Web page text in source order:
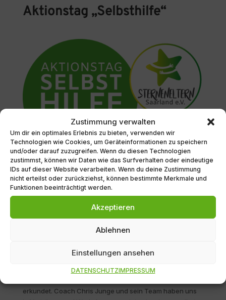
Zustimmung verwalten
Um dir ein optimales Erlebnis zu bieten, verwenden wir
Technologien wie Cookies, um Geräteinformationen zu speichern
und/oder darauf zuzugreifen. Wenn du diesen Technologien
zustimmst, können wir Daten wie das Surfverhalten oder eindeutige
IDs auf dieser Website verarbeiten. Wenn du deine Zustimmung
nicht erteilst oder zurückziehst, können bestimmte Merkmale und
Funktionen beeinträchtigt werden.
Akzeptieren
Ablehnen
Einstellungen ansehen
DATENSCHUTZIMPRESSUM
Aktionstag „Selbsthilfe“
fand in der Kulturhalle in Tholey-Hasborn statt. Dieser Tag
den Verlust eines Babys vor, während oder kurz nach der
Geburt erlebt haben, war ein großer Erfolg. Gemeinsam
erkundet. Coach Chris Junge und sein Team haben uns